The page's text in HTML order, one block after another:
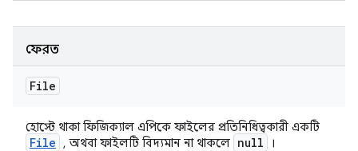
ফেরত
File
হোস্টে থাকা ফিজিক্যাল এপিকে ফাইলের প্রতিনিধিত্বকারী একটি
File , অথবা ফাইলটি বিদ্যমান না থাকলে null ।